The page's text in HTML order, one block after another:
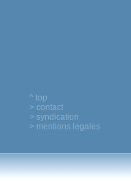
^ top
> contact
> syndication
> mentions legales